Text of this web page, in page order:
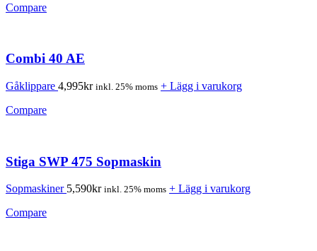
Compare
Combi 40 AE
Gåklippare 4,995kr inkl. 25% moms + Lägg i varukorg
Compare
Stiga SWP 475 Sopmaskin
Sopmaskiner 5,590kr inkl. 25% moms + Lägg i varukorg
Compare